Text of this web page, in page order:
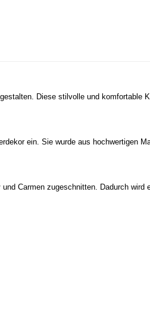
Diese stilvolle und komfortable
ein. Sie wurde aus hochwertigen
Carmen zugeschnitten. Dadurch